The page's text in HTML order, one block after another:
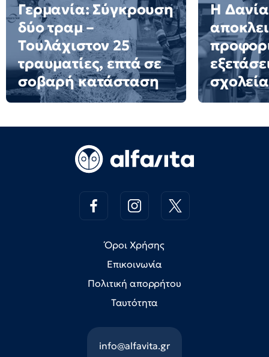
Γερμανία: Σύγκρουση
δύο τραμ –
Τουλάχιστον 25
τραυματίες, επτά σε
σοβαρή κατάσταση
Η
Όροι Χρήσης
Επικοινωνία
Πολιτική απορρήτου
Ταυτότητα
info@alfavita.gr